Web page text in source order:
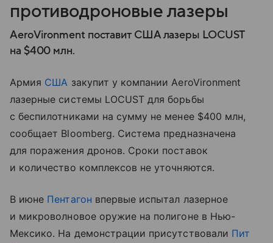
противодроновые лазеры
AeroVironment поставит США лазеры LOCUST
на $400 млн.
Армия США закупит у компании AeroVironment
лазерные системы LOCUST для борьбы
с беспилотниками на сумму не менее $400 млн,
сообщает Bloomberg. Система предназначена
для поражения дронов. Сроки поставок
и количество комплексов не уточняются.
В июне Пентагон впервые испытал лазерное
и микроволновое оружие на полигоне в Нью-
Мексико. На демонстрации присутствовали Пит